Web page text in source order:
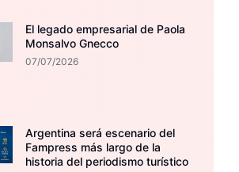
El legado empresarial de Paola
Monsalvo Gnecco
07/07/2026
Argentina será escenario del
Fampress más largo de la
historia del periodismo turístico